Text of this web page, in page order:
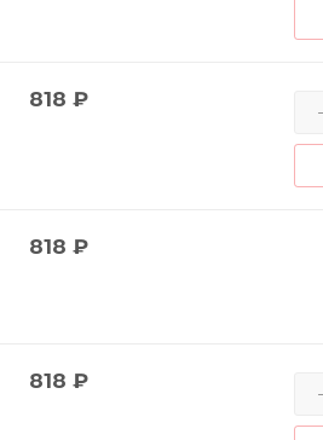
818 ₽
818 ₽
818 ₽